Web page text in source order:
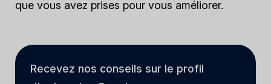
que vous avez prises pour vous améliorer.
Recevez nos conseils sur le profil